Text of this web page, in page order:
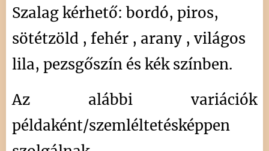
Szalag kérhető: bordó, piros,
sötétzöld , fehér , arany , világos
lila, pezsgőszín és kék színben.
Az alábbi variációk
példaként/szemléltetésképpen